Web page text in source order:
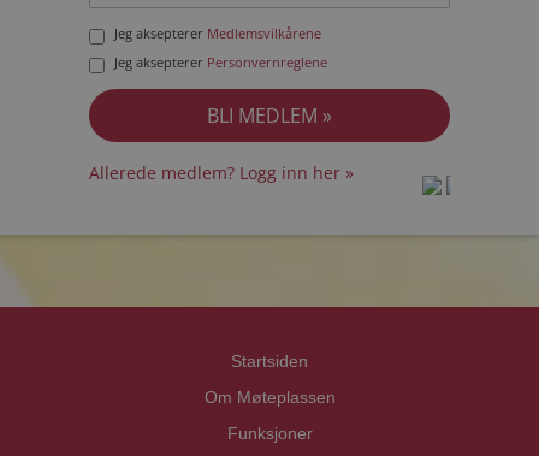
Jeg aksepterer Medlemsvilkårene
Jeg aksepterer Personvernreglene
Allerede medlem? Logg inn her »
Startsiden
Om Møteplassen
Funksjoner